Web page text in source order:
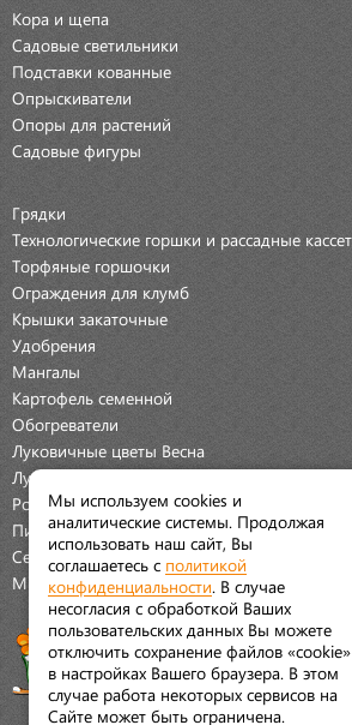
Кора и щепа
Садовые светильники
Подставки кованные
Опрыскиватели
Опоры для растений
Садовые фигуры
Грядки
Технологические горшки и рассадные
Торфяные горшочки
Ограждения для клумб
Крышки закаточные
Удобрения
Мангалы
Картофель семенной
Обогреватели
Луковичные цветы Весна
Луковичные цветы Осень
Розы
Пионы
Семена Овощей
Мраморная крошка
Мы используем cookies и
аналитические системы. Продолжая
использовать наш сайт, Вы
соглашаетесь с политикой
конфиденциальности . В случае
несогласия с обработкой Ваших
пользовательских данных Вы можете
отключить сохранение файлов «cookie»
в настройках Вашего браузера. В этом
случае работа некоторых сервисов на
Сайте может быть ограничена.